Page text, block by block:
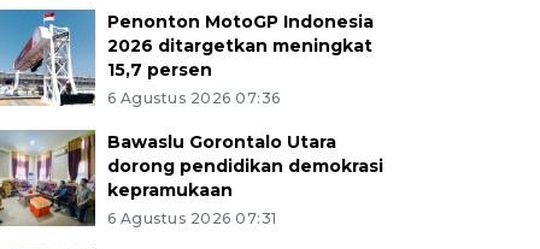
Penonton MotoGP Indonesia
2026 ditargetkan meningkat
15,7 persen
6 Agustus 2026 07:36
Bawaslu Gorontalo Utara
dorong pendidikan demokrasi
kepramukaan
6 Agustus 2026 07:31